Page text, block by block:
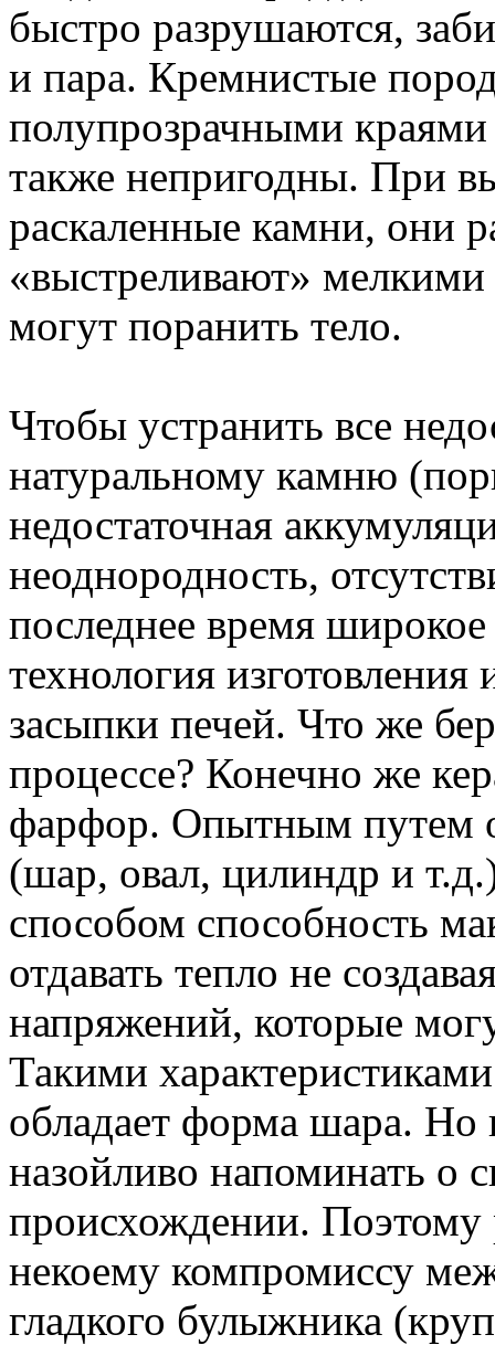
быстро разрушаются,
и пара. Кремнистые
полупрозрачными
также непригодны. При
раскаленные камни, они
«выстреливают»
могут поранить тело.
Чтобы устранить все
натуральному камню
недостаточная
неоднородность,
последнее время
технология
засыпки печей. Что же
процессе? Конечно же
фарфор. Опытным путем
(шар, овал, цилиндр и
способом способность
отдавать тепло не
напряжений, которые
Такими
обладает форма шара. Но
назойливо напоминать о
происхождении. Поэтому
некоему компромиссу
гладкого булыжника